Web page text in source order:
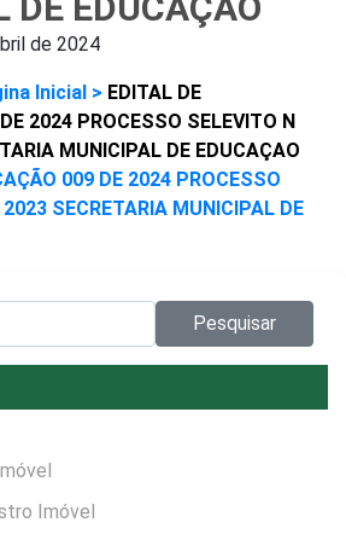
de 2024
Inicial > EDITAL DE
2024 PROCESSO SELEVITO N
MUNICIPAL DE EDUCAÇAO
009 DE 2024 PROCESSO
SECRETARIA MUNICIPAL DE
Pesquisar
Imóvel